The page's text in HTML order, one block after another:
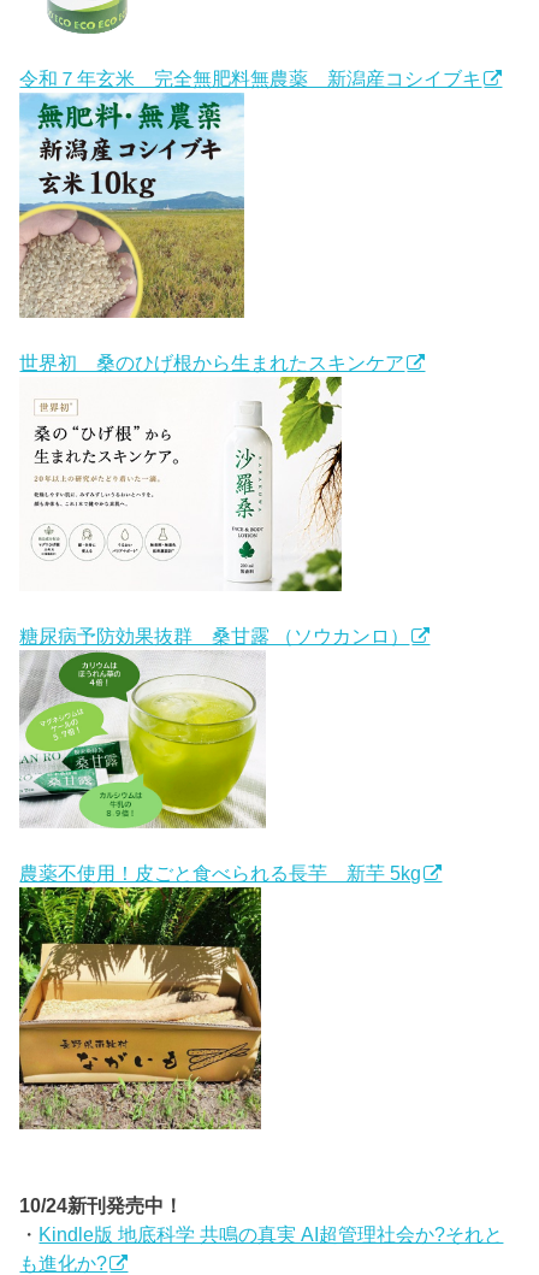
令和７年玄米 完全無肥料無農薬 新潟産コシイブキ
世界初 桑のひげ根から生まれたスキンケア
糖尿病予防効果抜群 桑甘露 （ソウカンロ）
農薬不使用！皮ごと食べられる長芋 新芋 5kg
10/24新刊発売中！
・ Kindle版 地底科学 共鳴の真実 AI超管理社会か?それと
も進化か?